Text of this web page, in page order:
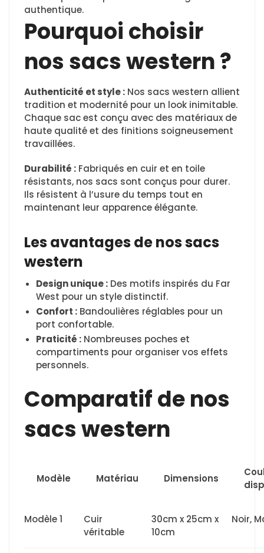
authentique.
Pourquoi choisir
nos sacs western ?
Authenticité et style : Nos sacs western allient
tradition et modernité pour un look inimitable.
Chaque sac est conçu avec des matériaux de
haute qualité et des finitions soigneusement
travaillées.
Durabilité : Fabriqués en cuir et en toile
résistants, nos sacs sont conçus pour durer.
Ils résistent à l’usure du temps tout en
maintenant leur apparence élégante.
Les avantages de nos sacs
western
Design unique : Des motifs inspirés du Far
West pour un style distinctif.
Confort : Bandoulières réglables pour un
port confortable.
Praticité : Nombreuses poches et
compartiments pour organiser vos effets
personnels.
Comparatif de nos
sacs western
Modèle Matériau Dimensions
Modèle 1
Cuir
véritable
30cm x 25cm x
10cm
Noir,